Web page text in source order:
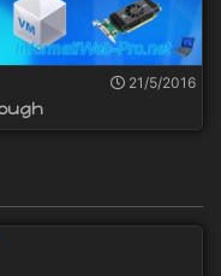
21/5/2016